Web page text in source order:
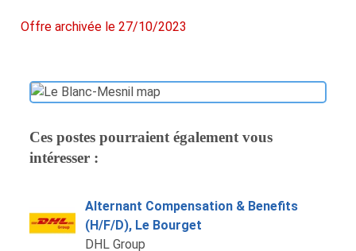
Offre archivée le 27/10/2023
Ces postes pourraient également vous
intéresser :
Alternant Compensation & Benefits
(H/F/D), Le Bourget
DHL Group